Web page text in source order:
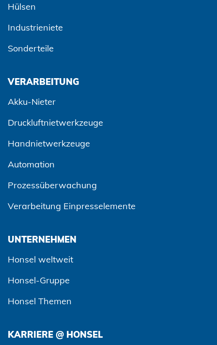
Hülsen
Industrieniete
Sonderteile
VERARBEITUNG
Akku-Nieter
Druckluftnietwerkzeuge
Handnietwerkzeuge
Automation
Prozessüberwachung
Verarbeitung Einpresselemente
UNTERNEHMEN
Honsel weltweit
Honsel-Gruppe
Honsel Themen
KARRIERE @ HONSEL